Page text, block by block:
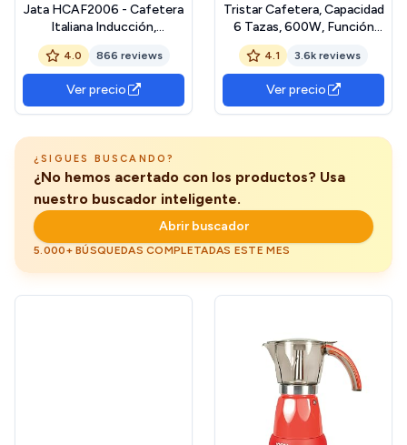
Jata HCAF2006 - Cafetera
Italiana Inducción,
Capacidad 6 Tazas, Apta
para Todo Tipo de Cocinas,
Cuerpo Aluminio, Roja
4.0 866 reviews
Ver precio
Tristar Cafetera, Capacidad
6 Tazas, 600W, Función
Mantener Caliente,
Apagado Automático,
Filtro Permanente, Sistema
Antigoteo, Compacta y
Portátil, Fácil de Limpiar,
4.1 3.6k reviews
Ver precio
¿SIGUES BUSCANDO?
¿No hemos acertado con los productos? Usa
nuestro buscador inteligente.
Abrir buscador
5.000+ BÚSQUEDAS COMPLETADAS ESTE MES